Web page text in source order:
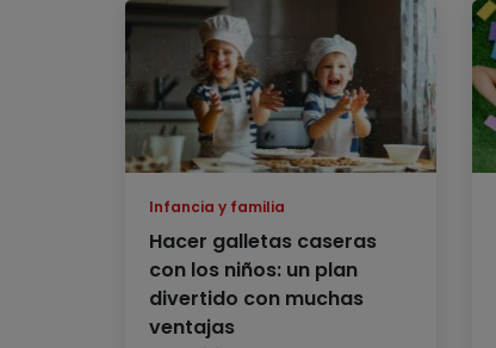
Infancia y familia
Hacer galletas caseras
con los niños: un plan
divertido con muchas
ventajas